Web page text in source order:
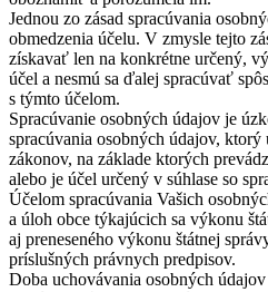
Jednou zo zásad spracúvania
obmedzenia účelu. V zmysle tejto
získavať len na konkrétne určený,
účel a nesmú sa ďalej spracúvať
s týmto účelom.
Spracúvanie osobných údajov je
spracúvania osobných údajov,
zákonov, na základe ktorých
alebo je účel určený v súhlase so
Účelom spracúvania Vašich
a úloh obce týkajúcich sa výkonu
aj preneseného výkonu štátnej
príslušných právnych predpisov.
Doba uchovávania osobných